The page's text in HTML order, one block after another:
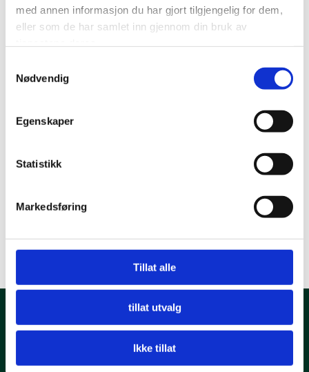
med annen informasjon du har gjort tilgjengelig for dem,
eller som de har samlet inn gjennom din bruk av
Nødvendig
Egenskaper
Statistikk
Markedsføring
Tillat alle
tillat utvalg
Ikke tillat
Les mer:
Erfaringer med grønne tak fra Bygg.no:
http://www.bygg.no/hage/article/1197642
Rapport om grønne tak –
Kontakt oss